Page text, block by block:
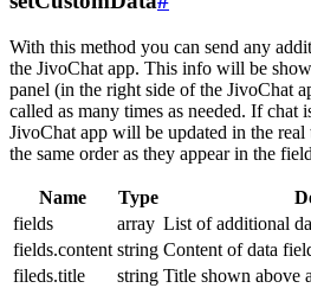
With this method you can send any
the JivoChat app. This info will be
panel (in the right side of the JivoChat
called as many times as needed. If chat
JivoChat app will be updated in the
the same order as they appear in the
Name Type
fields
array List of additional
fields.content string Content of data
fileds.title
string Title shown above